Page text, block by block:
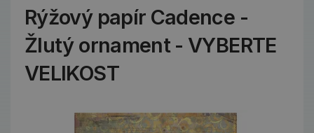
Rýžový papír Cadence -
Žlutý ornament - VYBERTE
VELIKOST